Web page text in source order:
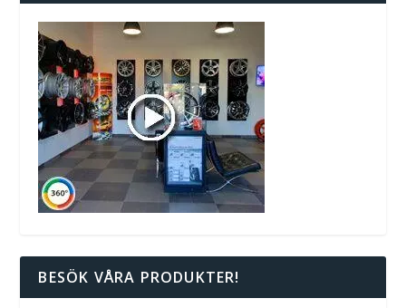
BESÖK VÅRA PRODUKTER!